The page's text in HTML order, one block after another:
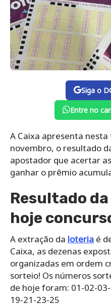
Siga o
Entre no
A Caixa apresenta
novembro, o resultado
apostador que acertar
ganhar o prêmio
Resultado
hoje
A extração da loteria é
Caixa, as dezenas
organizadas em ordem
sorteio! Os números
de hoje foram: 01-02-
19-21-23-25